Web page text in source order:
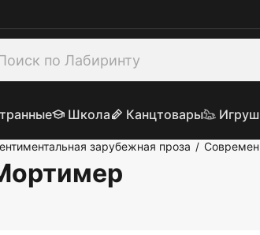
Школа Канцтовары
зарубежная проза /